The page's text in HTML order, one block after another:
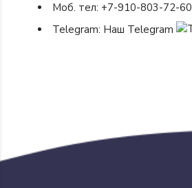
Моб. тел: +7-910-803-72-60
Telegram: Наш Telegram